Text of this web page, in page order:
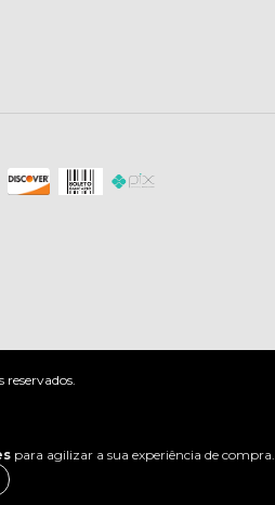
para agilizar a sua experiência de compra.